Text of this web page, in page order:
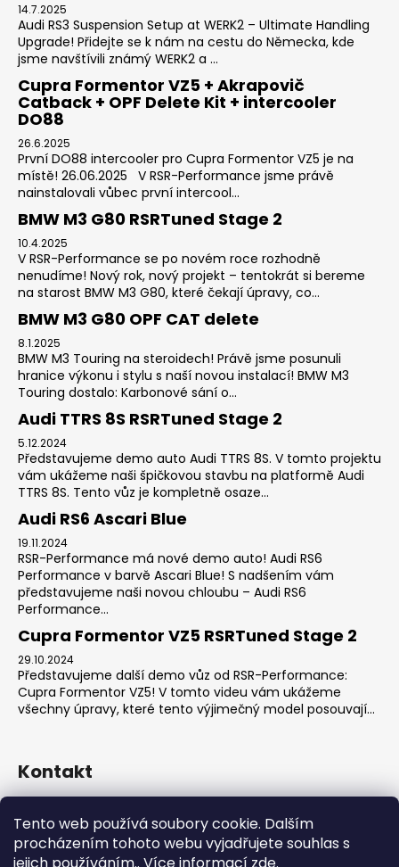
Tento web používá soubory cookie. Dalším
procházením tohoto webu vyjadřujete souhlas s
14.7.2025
Audi RS3 Suspension Setup at WERK2 – Ultimate Handling
Upgrade! Přidejte se k nám na cestu do Německa, kde
jsme navštívili známý WERK2 a ...
Cupra Formentor VZ5 + Akrapovič
Catback + OPF Delete Kit + intercooler
DO88
26.6.2025
První DO88 intercooler pro Cupra Formentor VZ5 je na
místě! 26.06.2025 V RSR-Performance jsme právě
nainstalovali vůbec první intercool...
BMW M3 G80 RSRTuned Stage 2
10.4.2025
V RSR-Performance se po novém roce rozhodně
nenudíme! Nový rok, nový projekt – tentokrát si bereme
na starost BMW M3 G80, které čekají úpravy, co...
BMW M3 G80 OPF CAT delete
8.1.2025
BMW M3 Touring na steroidech! Právě jsme posunuli
hranice výkonu i stylu s naší novou instalací! BMW M3
Touring dostalo: Karbonové sání o...
Audi TTRS 8S RSRTuned Stage 2
5.12.2024
Představujeme demo auto Audi TTRS 8S. V tomto projektu
vám ukážeme naši špičkovou stavbu na platformě Audi
TTRS 8S. Tento vůz je kompletně osaze...
Audi RS6 Ascari Blue
19.11.2024
RSR-Performance má nové demo auto! Audi RS6
Performance v barvě Ascari Blue! S nadšením vám
představujeme naši novou chloubu – Audi RS6
Performance...
Cupra Formentor VZ5 RSRTuned Stage 2
29.10.2024
Představujeme další demo vůz od RSR-Performance:
Cupra Formentor VZ5! V tomto videu vám ukážeme
všechny úpravy, které tento výjimečný model posouvají...
Kontakt
728737662
https://www.facebook.com/RSRCzech/